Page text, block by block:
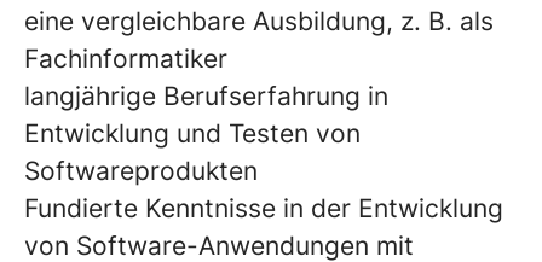
eine vergleichbare Ausbildung, z. B. als
Fachinformatiker
langjährige Berufserfahrung in
Entwicklung und Testen von
Softwareprodukten
Fundierte Kenntnisse in der Entwicklung
von Software-Anwendungen mit